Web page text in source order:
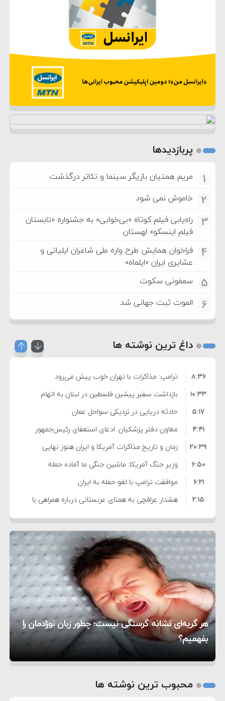
پربازدیدها
1 مریم همتیان بازیگر سینما و تئاتر درگذشت
2 خاموش نمی شود
3
راه‌یابی فیلم کوتاه «بی‌خوابی» به جشنواره «تابستان
فیلم اینسکو» لهستان
4
فراخوان همایش طرح واره ملی شاعران ایلیاتی و
عشایری ایران «ایلماه»
5 سمفونی سکوت
6 الموت ثبت جهانی شد
داغ ترین نوشته ها
ترامپ: مذاکرات با تهران خوب پیش می‌رود
۸:۳۶
بازداشت سفیر پیشین فلسطین در لبنان به اتهام
فساد و اختلاس اموال
۱۰:۳۳
حادثه دریایی در نزدیکی سواحل عمان
۵:۱۷
معاون دفتر پزشکیان: ادعای استعفای رئیس‌جمهور
واهی و کذب محض است
۴:۴۱
زمان و تاریخ مذاکرات آمریکا و ایران هنوز نهایی
نشده است
۲۰:۳۹
وزیر جنگ آمریکا: ماشین جنگی ما آماده حمله
نظامی علیه ایران است
۶:۵۰
موافقت ترامپ با لغو حمله به ایران
۶:۲۱
هشدار عراقچی به همتای عربستانی درباره همراهی با
آمریکا
۲:۱۵
مقام ارشد امنیتی: برنامه گسترده‌ای برای پاسخ به
دیوانگی آمریکا داریم
۷:۱۰
ترامپ دستور حملات جدید علیه ایران را صادر کرد
۵:۴۵
سپاه: دو نفتکش متخلف مورد اصابت قرار گرفته و
متوقف شدند
۱۲:۵۹
ترامپ مدعی توافق تاریخی برای خلع سلاح کامل
حماس شد
۸:۵۷
اعتراض عراقچی به همتای بلغارستانی به دلیل کمک
به آمریکا در حملات به ایران
۱۶:۱۹
کشورهایی که به متجاوزان کمک می کنند پاسخ
سختی خواهند گرفت
۱۰:۱۵
سنتکام پایان تجاوز جدید به ایران را اعلام کرد
۶:۰۵
هر گریه‌ای نشانه گرسنگی نیست؛ چطور زبان نوزادمان را
بفهمیم؟
تغذیه پدر می‌تواند بر سلامت نوزاد تأثیر بگذارد
روی دیگر زندگی
2
محبوب ترین نوشته ها